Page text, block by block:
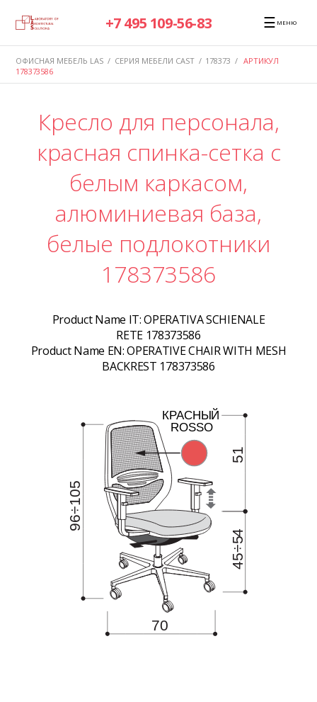
+7 495 109-56-83 ☰ МЕНЮ
ОФИСНАЯ МЕБЕЛЬ LAS / СЕРИЯ МЕБЕЛИ CAST / 178373 / АРТИКУЛ
178373586
Кресло для персонала,
красная спинка-сетка с
белым каркасом,
алюминиевая база,
белые подлокотники
178373586
Product Name IT:OPERATIVA SCHIENALE
RETE 178373586
Product Name EN:OPERATIVE CHAIR WITH MESH
BACKREST 178373586